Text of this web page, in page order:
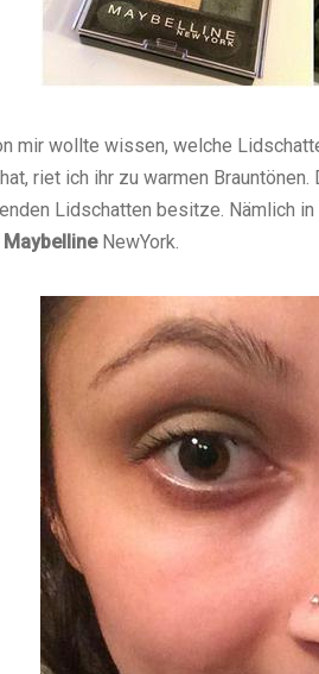
mir wollte wissen, welche
riet ich ihr zu warmen
Lidschatten besitze. Nämlich
MaybellineNewYork.